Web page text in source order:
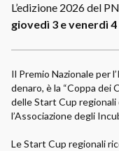
L’edizione 2026 del
giovedì 3 e venerdì
Il Premio Nazionale per
denaro, è la “Coppa dei
delle Start Cup regionali
l’Associazione degli
Le Start Cup regionali